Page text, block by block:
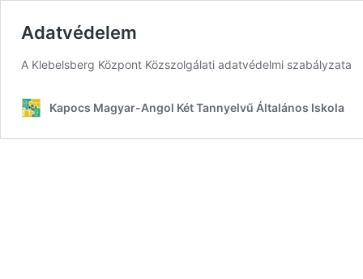
Adatvédelem
A Klebelsberg Központ Közszolgálati adatvédelmi szabályzata
Kapocs Magyar-Angol Két Tannyelvű Általános Iskola